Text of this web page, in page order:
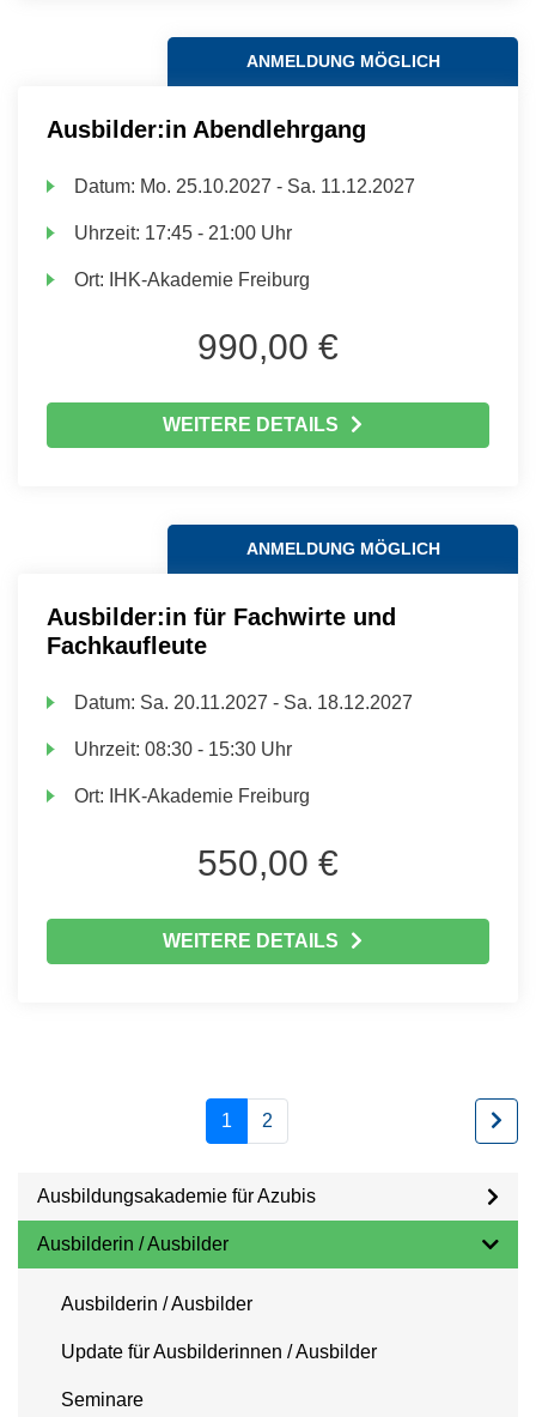
ANMELDUNG MÖGLICH
Ausbilder:in Abendlehrgang
Datum: Mo. 25.10.2027 - Sa. 11.12.2027
Uhrzeit: 17:45 - 21:00 Uhr
Ort: IHK-Akademie Freiburg
990,00 €
WEITERE DETAILS
ANMELDUNG MÖGLICH
Ausbilder:in für Fachwirte und
Fachkaufleute
Datum: Sa. 20.11.2027 - Sa. 18.12.2027
Uhrzeit:08:30 - 15:30 Uhr
Ort: IHK-Akademie Freiburg
550,00 €
WEITERE DETAILS
1 2
Ausbildungsakademie für Azubis
Ausbilderin / Ausbilder
Ausbilderin / Ausbilder
Update für Ausbilderinnen / Ausbilder
Seminare